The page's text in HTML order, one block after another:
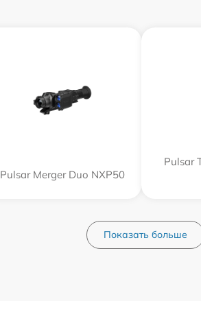
Pulsar Merger Duo NXP50
Pulsar
Показать больше